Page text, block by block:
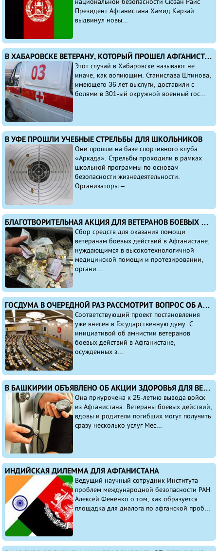
национальной безопасности Сюзан Райс
Президент Афганистана Хамид Карзай
выдвинул новы...
В ХАБАРОВСКЕ ВЕТЕРАНУ, КОТОРЫЙ ПРОШЕЛ АФГАНИСТАН И ЧЕЧНЮ, ОТКАЗАЛИ В МЕДПОМОЩИ – НЕ БЫЛО ШТАМПА В УДОСТОВЕРЕНИИ
Этот случай в Хабаровске называют не
иначе, как вопиющим. Станислава Штинова,
имеющего 36 лет выслуги, доставили с
болями в 301-ый окружной военный гос...
В УФЕ ПРОШЛИ УЧЕБНЫЕ СТРЕЛЬБЫ ДЛЯ ШКОЛЬНИКОВ
Они прошли на базе спортивного клуба
«Аркада». Стрельбы проходили в рамках
школьной программы по основам
безопасности жизнедеятельности.
Организаторы – ...
БЛАГОТВОРИТЕЛЬНАЯ АКЦИЯ ДЛЯ ВЕТЕРАНОВ БОЕВЫХ ДЕЙСТВИЙ
Сбор средств для оказания помощи
ветеранам боевых действий в Афганистане,
нуждающимся в высокотехнологичной
медицинской помощи и протезировании,
органи...
ГОСДУМА В ОЧЕРЕДНОЙ РАЗ РАССМОТРИТ ВОПРОС ОБ АМНИСТИИ ВЕТЕРАНОВ БОЕВЫХ ДЕЙСТВИЙ
Соответствующий проект постановления
уже внесен в Государственную думу. С
инициативой об амнистии ветеранов
боевых действий в Афганистане,
осужденных з...
В БАШКИРИИ ОБЪЯВЛЕНО ОБ АКЦИИ ЗДОРОВЬЯ ДЛЯ ВЕТЕРАНОВ БОЕВЫХ ДЕЙСТВИЙ
Она приурочена к 25-летию вывода войск
из Афганистана. Ветераны боевых действий,
вдовы и родители погибших могут получить
сразу несколько услуг Мес...
ИНДИЙСКАЯ ДИЛЕММА ДЛЯ АФГАНИСТАНА
Ведущий научный сотрудник Института
проблем международной безопасности РАН
Алексей Фененко о том, как образуется
площадка для диалога по афганской проб...